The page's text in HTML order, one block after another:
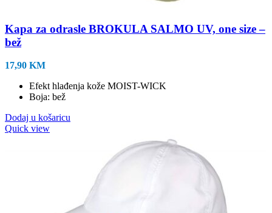
Kapa za odrasle BROKULA SALMO UV, one size –
bež
17,90 KM
Efekt hlađenja kože MOIST-WICK
Boja: bež
Dodaj u košaricu
Quick view